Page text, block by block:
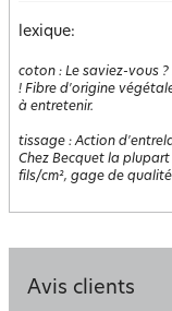
lexique:
coton : Le saviez-vous
! Fibre d'origine
à entretenir.
tissage :Action
Chez Becquet la
fils/cm², gage de
Avis clients